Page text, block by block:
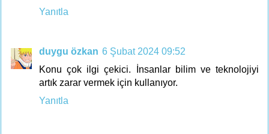
Yanıtla
duygu özkan 6 Şubat 2024 09:52
Konu çok ilgi çekici. İnsanlar bilim ve teknolojiyi
artık zarar vermek için kullanıyor.
Yanıtla